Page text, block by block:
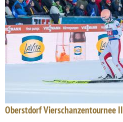
Oberstdorf Vierschanzentournee II